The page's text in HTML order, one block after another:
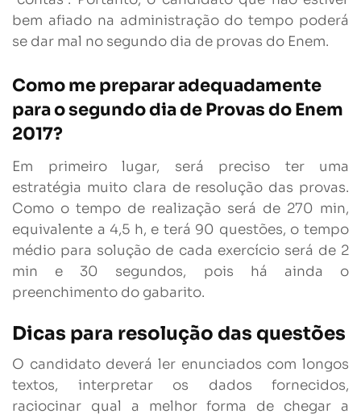
bem afiado na administração do tempo poderá
se dar mal no segundo dia de provas do Enem.
Como me preparar adequadamente
para o segundo dia de Provas do Enem
2017?
Em primeiro lugar, será preciso ter uma
estratégia muito clara de resolução das provas.
Como o tempo de realização será de 270 min,
equivalente a 4,5 h, e terá 90 questões, o tempo
médio para solução de cada exercício será de 2
min e 30 segundos, pois há ainda o
preenchimento do gabarito.
Dicas para resolução das questões
O candidato deverá ler enunciados com longos
textos, interpretar os dados fornecidos,
raciocinar qual a melhor forma de chegar a